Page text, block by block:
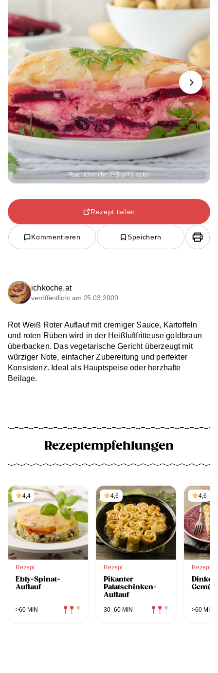
Foto: ichkoche.at/Blanka Kefer
Next
Rezept teilen
Kommentieren Speichern
ichkoche.at
veröffentlicht am 25.03.2009
Rot Weiß Roter Auflauf mit cremiger Sauce, Kartoffeln
und roten Rüben wird in der Heißluftfritteuse goldbraun
überbacken. Das vegetarische Gericht überzeugt mit
würziger Note, einfacher Zubereitung und perfekter
Konsistenz. Ideal als Hauptspeise oder herzhafte
Beilage.
Rezeptempfehlungen
4,4
Rezept
Ebly-Spinat-
Auflauf
>60 MIN
4,6
Rezept
Pikanter
Palatschinken-
Auflauf
30–60 MIN
4,6
Rezept
>60 MIN